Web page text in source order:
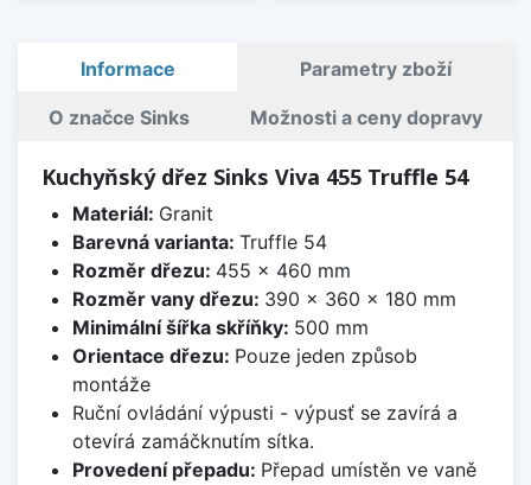
Informace Parametry zboží
O značce Sinks Možnosti a ceny dopravy
Kuchyňský dřez Sinks Viva 455 Truffle 54
Materiál: Granit
Barevná varianta: Truffle 54
Rozměr dřezu: 455 x 460 mm
Rozměr vany dřezu: 390 x 360 x 180 mm
Minimální šířka skříňky: 500 mm
Orientace dřezu: Pouze jeden způsob
montáže
Ruční ovládání výpusti - výpusť se zavírá a
otevírá zamáčknutím sítka.
Provedení přepadu: Přepad umístěn ve vaně